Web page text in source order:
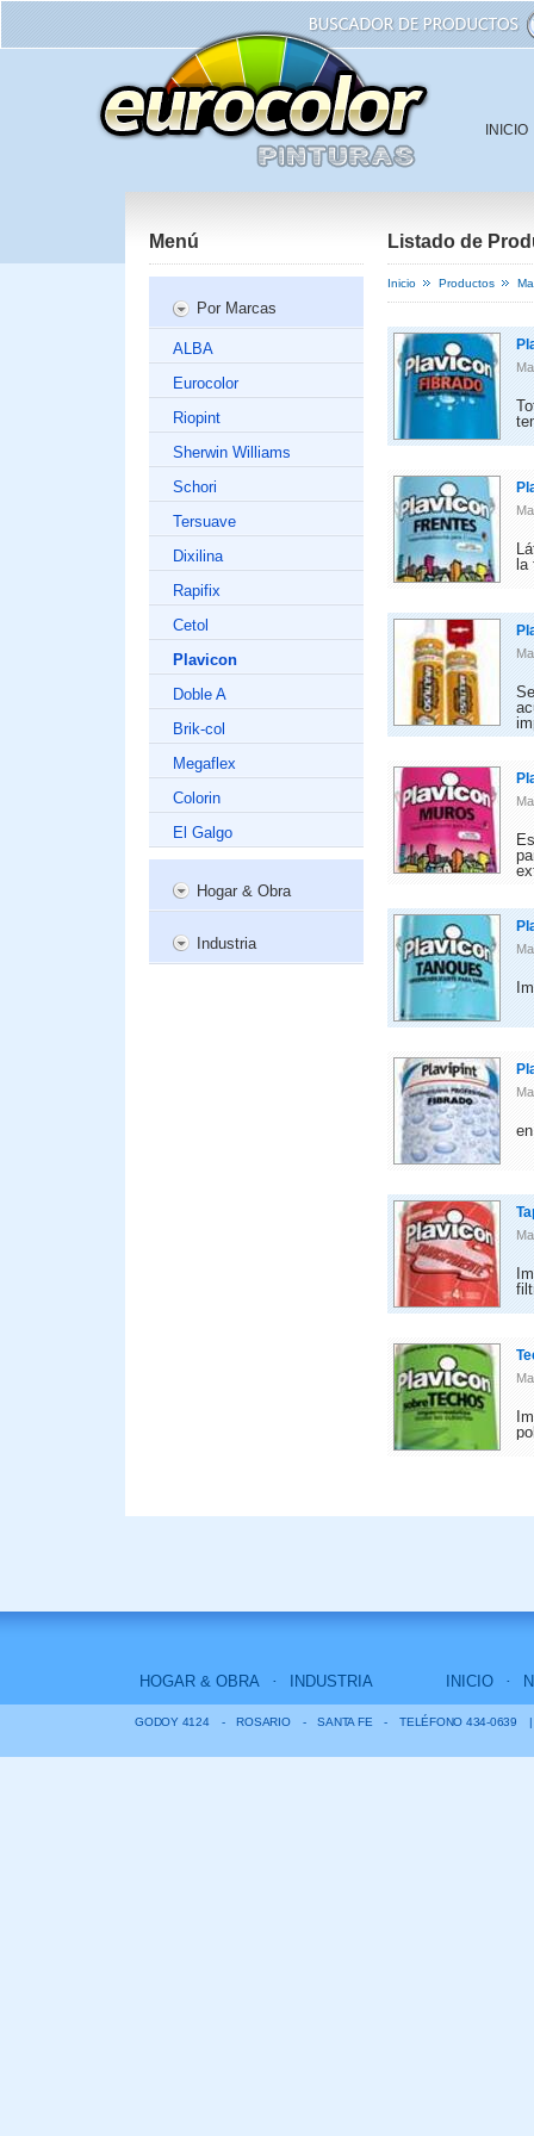
INICIO
Menú
Por Marcas
ALBA
Eurocolor
Riopint
Sherwin Williams
Schori
Tersuave
Dixilina
Rapifix
Cetol
Plavicon
Doble A
Brik-col
Megaflex
Colorin
El Galgo
Hogar & Obra
Industria
Listado de
Inicio Productos
HOGAR & OBRA INDUSTRIA INICIO
GODOY 4124 - ROSARIO - SANTA FE - TELÉFONO 434-0639 |